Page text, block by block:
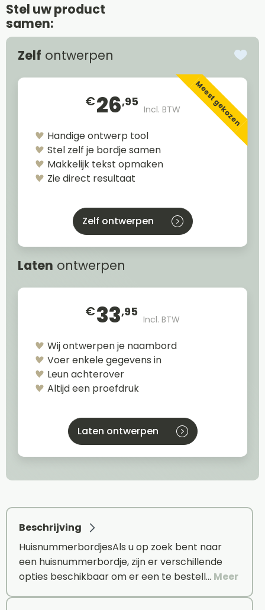
Stel uw product
samen:
Zelf ontwerpen
€26,95
Incl. BTW Meest gekozen
Handige ontwerp tool
Stel zelf je bordje samen
Makkelijk tekst opmaken
Zie direct resultaat
Zelf ontwerpen
Laten ontwerpen
€33,95
Incl. BTW
Wij ontwerpen je naambord
Voer enkele gegevens in
Leun achterover
Altijd een proefdruk
Laten ontwerpen
Beschrijving
HuisnummerbordjesAls u op zoek bent naar
een huisnummerbordje, zijn er verschillende
opties beschikbaar om er een te bestell… Meer